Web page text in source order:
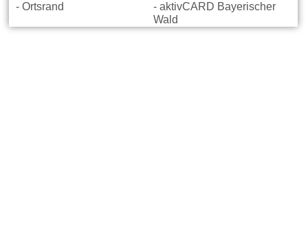
- Ortsrand
- aktivCARD Bayerischer
Wald